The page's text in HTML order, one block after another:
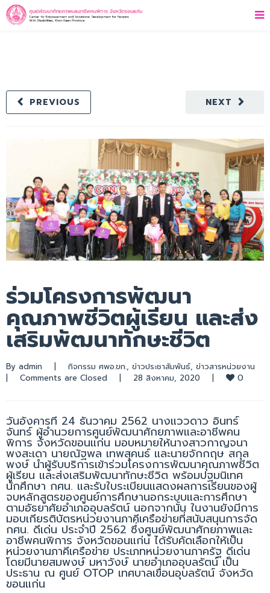
NEXT
PREVIOUS
ร่วมโครงการพัฒนา
คุณภาพชีวิตผู้เรียน และส่ง
เสริมพัฒนาทักษะชีวิต
By admin | กิจกรรม ศพอ.ขก., ข่าวประชาสัมพันธ์, ข่าวสารหน่วยงาน
|
Comments are Closed | 28 สิงหาคม, 2020 | 0
วันอังคารที่ 24 ธันวาคม 2562 นางแววดาว อินทร์
จันทร์ ผู้อำนวยการศูนย์พัฒนาศักยภาพและอาชีพคน
พิการ จังหวัดขอนแก่น มอบหมายให้นางสาวกาญจนา
พงสะเดา นายณัฐพล เทพสุคนธ์ และนายจักกฤษ สกุล
พงษ์ นำผู้รับบริการเข้าร่วมโครงการพัฒนาคุณภาพชีวิต
ผู้เรียน และส่งเสริมพัฒนาทักษะชีวิต พร้อมปฐมนิเทศ
นักศึกษา กศน. และรับใบระเบียนแสดงผลการเรียนของผู้
จบหลักสูตรของศูนย์การศึกษานอกระบบและการศึกษา
ตามอัธยาศัยอำเภออุบลรัตน์ นอกจากนั้น ในงานยังมีการ
มอบเกียรติบัตรหน่วยงานภาคีเครือข่ายที่สนับสนุนการจัด
กศน. ดีเด่น ประจำปี 2562 ซึ่งศูนย์พัฒนาศักยภาพและ
อาชีพคนพิการ จังหวัดขอนแก่น ได้รับคัดเลือกให้เป็น
หน่วยงานภาคีเครือข่าย ประเภทหน่วยงานภาครัฐ ดีเด่น
โดยมีนายสมพงษ์ มหาวังษ์ นายอำเภออุบลรัตน์ เป็น
ประธาน ณ ศูนย์ OTOP เทศบาลเขื่อนอุบลรัตน์ จังหวัด
ขอนแก่น